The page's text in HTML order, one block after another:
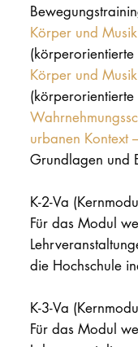
Körper und
Körper und
urbanen Kontext
Grundlagen und
K-2-Va
Für das Modul
die Hochschule
K-3-Va
Für das Modul